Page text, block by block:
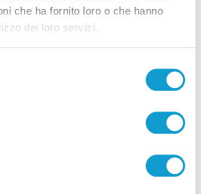
che ha fornito loro o che hanno
dei loro servizi.